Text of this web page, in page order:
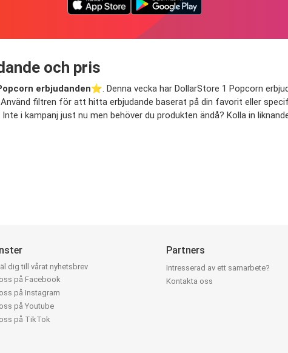
och pris
erbjudanden⭐️. Denna vecka har DollarStore 1 Popcorn
filtren för att hitta erbjudande baserat på din favorit eller
i kampanj just nu men behöver du produkten ändå? Kolla in
dig till vårat nyhetsbrev
på Facebook
på Instagram
på Youtube
på TikTok
Partners
Intresserad av ett samarbete?
Kontakta oss